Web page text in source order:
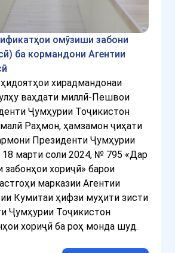
омӯзиши забони
ба кормандони Агентии
хирадмандонаи
ваҳдати миллӣ-Пешвои
Ҷумҳурии Тоҷикистон
Раҳмон, ҳамзамон ҷиҳати
Президенти Ҷумҳурии
18 марти соли 2024, № 795 «Дар
хориҷӣ» барои
марказии Агентии
Кумитаи ҳифзи муҳити зисти
Ҷумҳурии Тоҷикистон
хориҷӣ ба роҳ монда шуд.